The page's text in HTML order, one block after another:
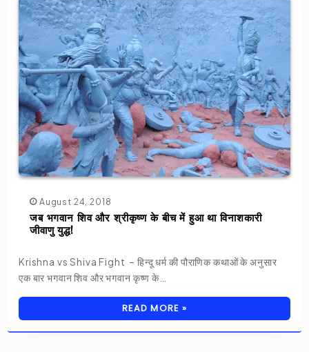
August 24, 2018
जब भगवान शिव और श्रीकृष्ण के बीच में हुआ था विनाशकारी
जीवाणु युद्ध!
Krishna vs Shiva Fight – हिन्दू धर्म की पौराणिक कथाओं के अनुसार
एक बार भगवान शिव और भगवान कृष्ण के…
READ MORE »